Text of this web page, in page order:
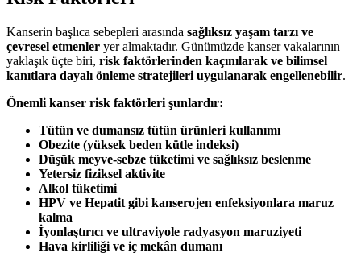
Kanserin başlıca sebepleri arasında sağlıksız yaşam tarzı ve
çevresel etmenler yer almaktadır. Günümüzde kanser vakalarının
yaklaşık üçte biri, risk faktörlerinden kaçınılarak ve bilimsel
kanıtlara dayalı önleme stratejileri uygulanarak engellenebilir.
Önemli kanser risk faktörleri şunlardır:
Tütün ve dumansız tütün ürünleri kullanımı
Obezite (yüksek beden kütle indeksi)
Düşük meyve-sebze tüketimi ve sağlıksız beslenme
Yetersiz fiziksel aktivite
Alkol tüketimi
HPV ve Hepatit gibi kanserojen enfeksiyonlara maruz
kalma
İyonlaştırıcı ve ultraviyole radyasyon maruziyeti
Hava kirliliği ve iç mekân dumanı